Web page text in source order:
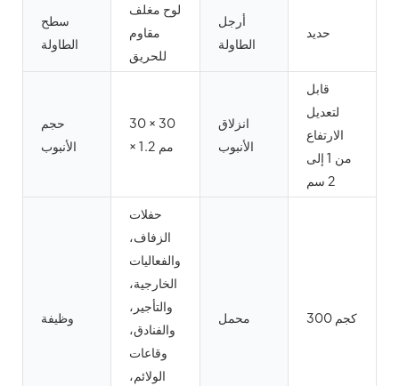
سطح
الطاولة
لوح مغلف
مقاوم
للحريق
أرجل
الطاولة
حديد
حجم
الأنبوب
30 × 30
× 1.2 مم
انزلاق
الأنبوب
قابل
لتعديل
الارتفاع
من 1 إلى
2 سم
وظيفة
حفلات
الزفاف،
والفعاليات
الخارجية،
والتأجير،
والفنادق،
وقاعات
الولائم،
محمل 300 كجم